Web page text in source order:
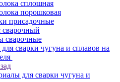
сплошная
порошковая
присадочные
сварочные
сварки чугуна и сплавов на
для сварки чугуна и